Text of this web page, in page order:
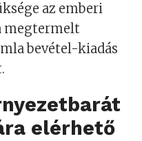
az emberi
megtermelt
bevétel-kiadás
elérhető